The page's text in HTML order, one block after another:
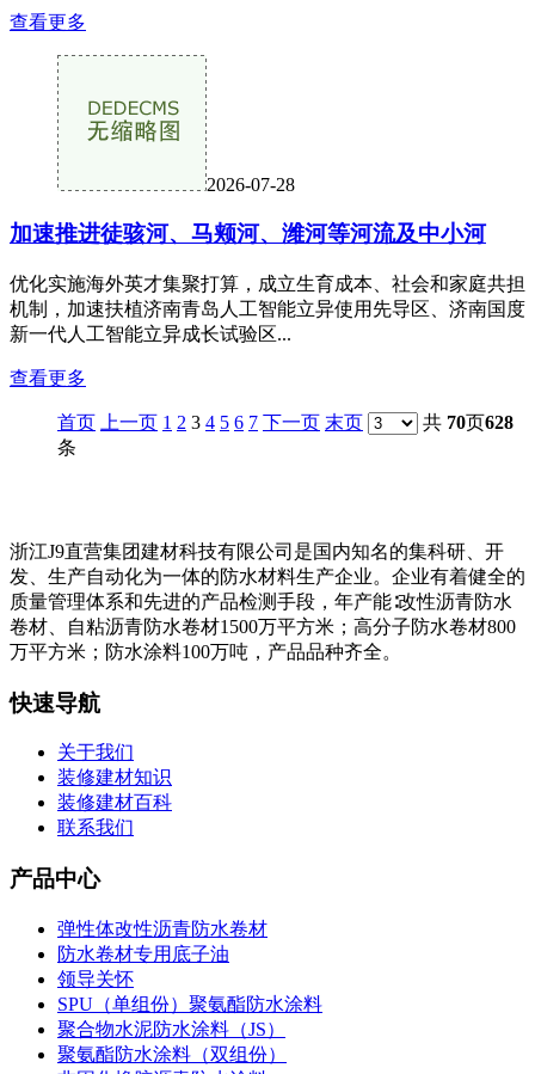
查看更多
2026-07-28
加速推进徒骇河、马颊河、潍河等河流及中小河
优化实施海外英才集聚打算，成立生育成本、社会和家庭共担
机制，加速扶植济南青岛人工智能立异使用先导区、济南国度
新一代人工智能立异成长试验区...
查看更多
首页 上一页 1 2 3 4 5 6 7 下一页 末页 共 70页628
条
浙江J9直营集团建材科技有限公司是国内知名的集科研、开
发、生产自动化为一体的防水材料生产企业。企业有着健全的
质量管理体系和先进的产品检测手段，年产能∶改性沥青防水
卷材、自粘沥青防水卷材1500万平方米；高分子防水卷材800
万平方米；防水涂料100万吨，产品品种齐全。
快速导航
关于我们
装修建材知识
装修建材百科
联系我们
产品中心
弹性体改性沥青防水卷材
防水卷材专用底子油
领导关怀
SPU（单组份）聚氨酯防水涂料
聚合物水泥防水涂料（JS）
聚氨酯防水涂料（双组份）